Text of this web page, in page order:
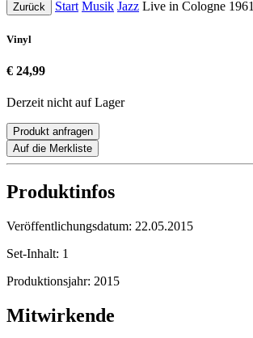
Zurück Start Musik Jazz Live in Cologne 1961
Vinyl
€ 24,99
Derzeit nicht auf Lager
Produkt anfragen
Auf die Merkliste
Produktinfos
Veröffentlichungsdatum: 22.05.2015
Set-Inhalt: 1
Produktionsjahr: 2015
Mitwirkende